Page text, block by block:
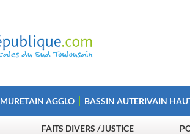
MURETAIN AGGLO BASSIN AUTERIVAIN
FAITS DIVERS / JUSTICE